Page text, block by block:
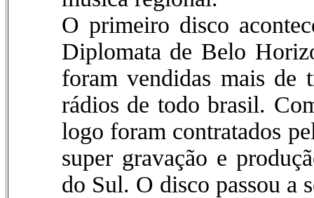
O primeiro disco
Diplomata de Belo
foram vendidas mais de
rádios de todo brasil.
logo foram contratados
super gravação e
do Sul. O disco passou a